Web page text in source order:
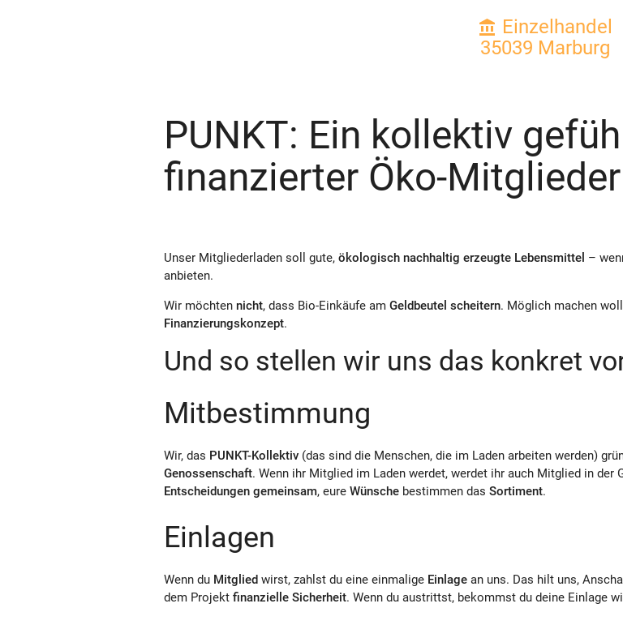
account_balance Einzelhandel
35039 Marburg
PUNKT: Ein kollektiv
finanzierter Öko-
Unser Mitgliederladen soll gute, ökologisch nachhaltig erzeugte Lebensmittel –
anbieten.
Wir möchten nicht, dass Bio-Einkäufe am Geldbeutel scheitern. Möglich machen
Finanzierungskonzept.
Und so stellen wir uns das konkret
Mitbestimmung
Wir, das PUNKT-Kollektiv(das sind die Menschen, die im Laden arbeiten werden)
Genossenschaft. Wenn ihr Mitglied im Laden werdet, werdet ihr auch Mitglied in
Entscheidungen gemeinsam, eure Wünschebestimmen das Sortiment.
Einlagen
Wenn du Mitgliedwirst, zahlst du eine einmalige Einlagean uns. Das hilt uns,
dem Projekt finanzielle Sicherheit. Wenn du austrittst, bekommst du deine Einlage